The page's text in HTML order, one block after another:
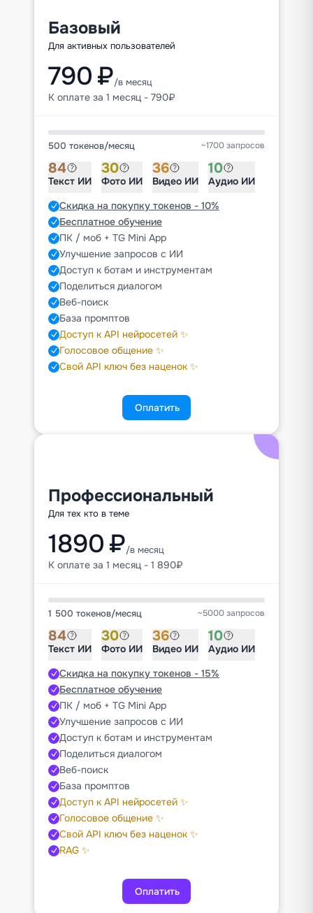
Базовый
Для активных пользователей
790 ₽/в месяц
К оплате за 1 месяц - 790₽
500 токенов/месяц ~1700 запросов
84
Текст ИИ
30
Фото ИИ
36
Видео ИИ
10
Аудио ИИ
Скидка на покупку токенов - 10%
Бесплатное обучение
ПК / моб + TG Mini App
Улучшение запросов с ИИ
Доступ к ботам и инструментам
Поделиться диалогом
Веб-поиск
База промптов
Доступ к API нейросетей ✨
Голосовое общение ✨
Свой API ключ без наценок ✨
Оплатить
Профессиональный
Для тех кто в теме
1890 ₽/в месяц
К оплате за 1 месяц - 1 890₽
1 500 токенов/месяц ~5000 запросов
84
Текст ИИ
30
Фото ИИ
36
Видео ИИ
10
Аудио ИИ
Скидка на покупку токенов - 15%
Бесплатное обучение
ПК / моб + TG Mini App
Улучшение запросов с ИИ
Доступ к ботам и инструментам
Поделиться диалогом
Веб-поиск
База промптов
Доступ к API нейросетей ✨
Голосовое общение ✨
Свой API ключ без наценок ✨
RAG ✨
Оплатить